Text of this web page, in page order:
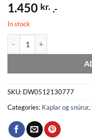
1.450 kr. .-
In stock
SKU: DW0512130777
Categories: Kaplar og snúrur,